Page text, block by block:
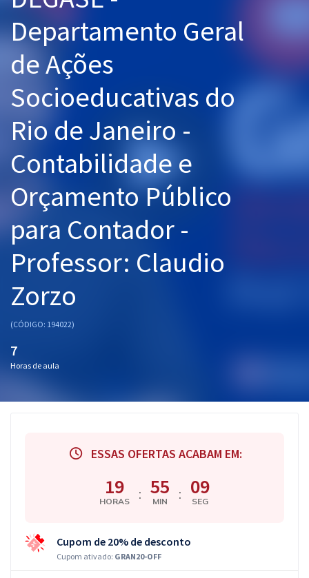
Graduação
Mentorias
Questões grátis
Conteúdo gratuito
Blog
Aprovados
Atendimento
Departamento Geral
de Ações
Socioeducativas do
Rio de Janeiro -
Contabilidade e
Orçamento Público
para Contador -
Professor: Claudio
Zorzo
(CÓDIGO: 194022)
7
Horas de aula
ESSAS OFERTAS ACABAM EM:
19
HORAS : 55
MIN : 08
SEG
Cupom de 20% de desconto
Cupom ativado: GRAN20-OFF